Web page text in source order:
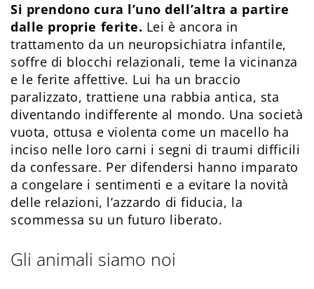
Si prendono cura l’uno dell’altra a partire
dalle proprie ferite. Lei è ancora in
trattamento da un neuropsichiatra infantile,
soffre di blocchi relazionali, teme la vicinanza
e le ferite affettive. Lui ha un braccio
paralizzato, trattiene una rabbia antica, sta
diventando indifferente al mondo. Una società
vuota, ottusa e violenta come un macello ha
inciso nelle loro carni i segni di traumi difficili
da confessare. Per difendersi hanno imparato
a congelare i sentimenti e a evitare la novità
delle relazioni, l’azzardo di fiducia, la
scommessa su un futuro liberato.
Gli animali siamo noi